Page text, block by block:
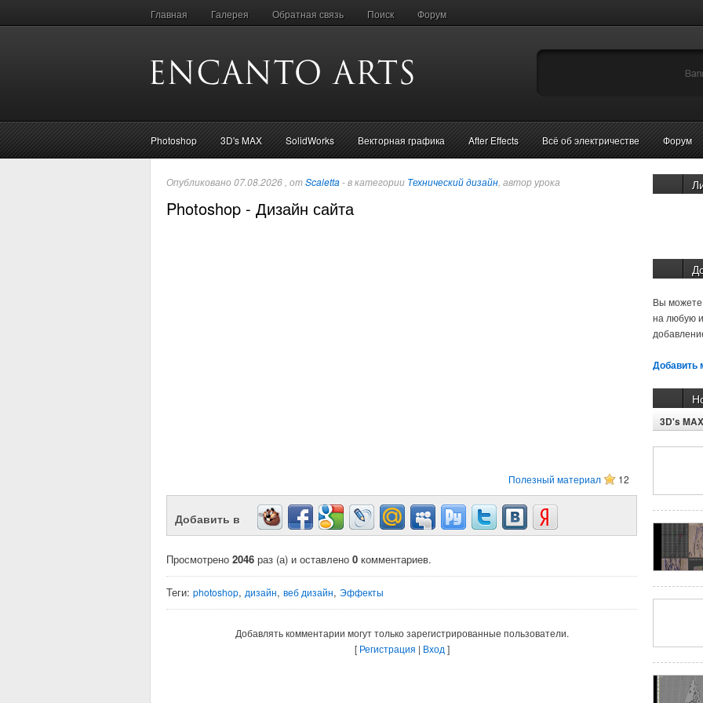
Главная Галерея Обратная связь Поиск Форум
Photoshop 3D's MAX SolidWorks Векторная графика After Effects Всё об электричестве Форум
Опубликовано 07.08.2026 , отScaletta- в категории Технический дизайн , автор урока
Photoshop - Дизайн сайта
Полезный материал 12
Добавить в
Просмотрено 2046 раз (а) и оставлено 0 комментариев.
Теги: photoshop, дизайн, веб дизайн, Эффекты
Добавлять комментарии могут только зарегистрированные пользователи.
[ Регистрация | Вход ]
Вы можете
на любую
Добавить
3D's MAX